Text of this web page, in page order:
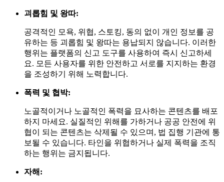
괴롭힘 및 왕따:
공격적인 모욕, 위협, 스토킹, 동의 없이 개인 정보를 공
유하는 등 괴롭힘 및 왕따는 용납되지 않습니다. 이러한
행위는 플랫폼의 신고 도구를 사용하여 즉시 신고하세
요. 모든 사용자를 위한 안전하고 서로를 지지하는 환경
을 조성하기 위해 노력합니다.
폭력 및 협박:
노골적이거나 노골적인 폭력을 묘사하는 콘텐츠를 배포
하지 마세요. 실질적인 위해를 가하거나 공공 안전에 위
협이 되는 콘텐츠는 삭제될 수 있으며, 법 집행 기관에 통
보될 수 있습니다. 타인을 위협하거나 실제 폭력을 조직
하는 행위는 금지됩니다.
자해: